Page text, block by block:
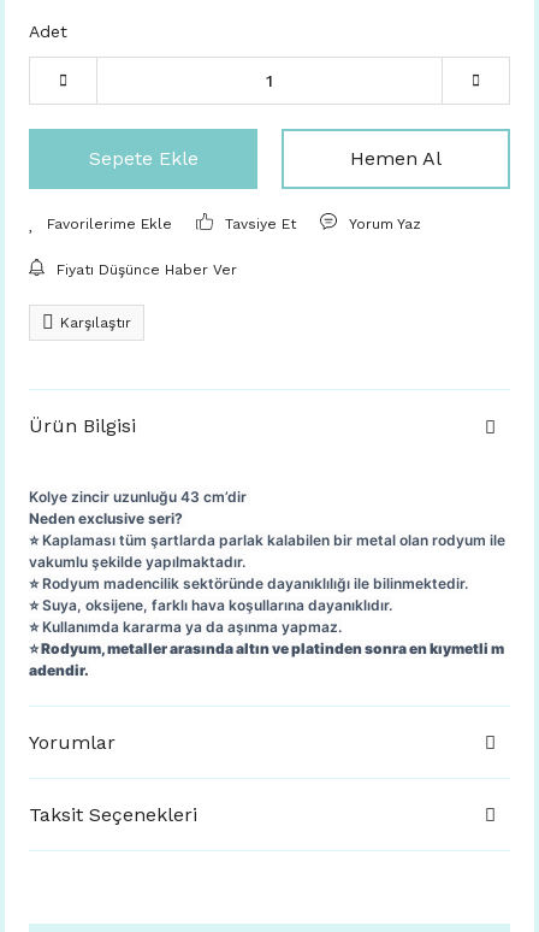
Adet
Sepete Ekle Hemen Al
Tavsiye Et Yorum Yaz
Fiyatı Düşünce Haber Ver
Karşılaştır
Ürün Bilgisi
Kolye zincir uzunluğu 43 cm’dir
Neden exclusive seri?
⭐️ Kaplaması tüm şartlarda parlak kalabilen bir metal olan rodyum ile
vakumlu şekilde yapılmaktadır.
⭐️ Rodyum madencilik sektöründe dayanıklılığı ile bilinmektedir.
⭐️ Suya, oksijene, farklı hava koşullarına dayanıklıdır.
⭐️ Kullanımda kararma ya da aşınma yapmaz.
⭐️ Rodyum, metaller arasında altın ve platinden sonra en kıymetli m
adendir.
Yorumlar
Taksit Seçenekleri